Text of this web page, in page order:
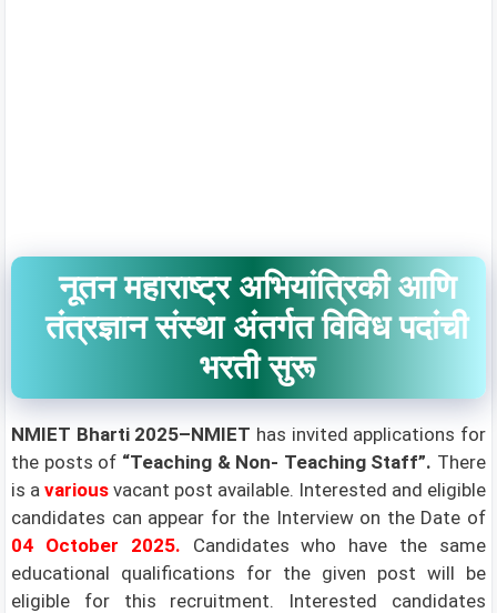
नूतन महाराष्ट्र अभियांत्रिकी आणि
तंत्रज्ञान संस्था अंतर्गत विविध पदांची
भरती सुरू
NMIET Bharti 2025–NMIET has invited applications for
the posts of “Teaching & Non- Teaching Staff”. There
is a various vacant post available. Interested and eligible
candidates can appear for the Interview on the Date of
04 October 2025.
Candidates who have the same
educational qualifications for the given post will be
eligible for this recruitment. Interested candidates